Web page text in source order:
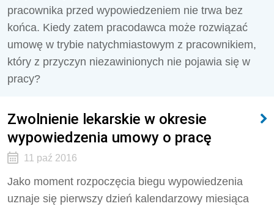
pracownika przed wypowiedzeniem nie trwa bez
końca. Kiedy zatem pracodawca może rozwiązać
umowę w trybie natychmiastowym z pracownikiem,
który z przyczyn niezawinionych nie pojawia się w
pracy?
Zwolnienie lekarskie w okresie
wypowiedzenia umowy o pracę
11 paź 2016
Jako moment rozpoczęcia biegu wypowiedzenia
uznaje się pierwszy dzień kalendarzowy miesiąca